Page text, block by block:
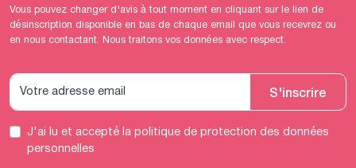
Vous pouvez changer d'avis à tout moment en cliquant sur le lien de
désinscription disponible en bas de chaque email que vous recevrez ou
en nous contactant. Nous traitons vos données avec respect.
S'inscrire
J'ai lu et acceptéla politique de protection des données
personnelles